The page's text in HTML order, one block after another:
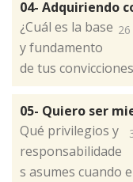
04- Adquiriendo
¿Cuál es la base
y fundamento
de tus
05- Quiero ser
Qué privilegios y
responsabilidade
s asumes cuando